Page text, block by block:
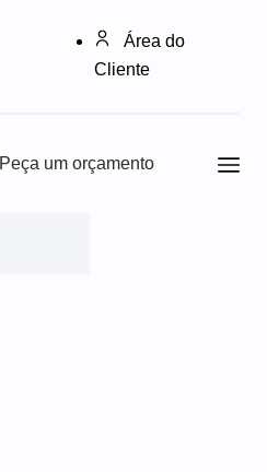
Área do
Cliente
Peça um orçamento